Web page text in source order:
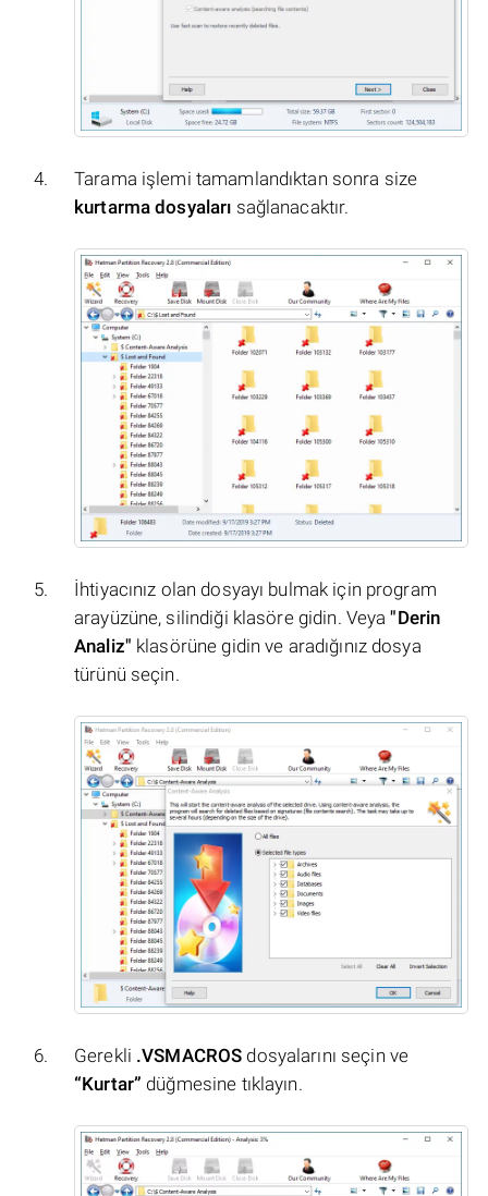
Tarama işlemi tamamlandıktan sonra size
kurtarma dosyaları sağlanacaktır.
İhtiyacınız olan dosyayı bulmak için program
arayüzüne, silindiği klasöre gidin. Veya"Derin
Analiz" klasörüne gidin ve aradığınız dosya
türünü seçin.
Gerekli .VSMACROS dosyalarını seçin ve
“Kurtar” düğmesine tıklayın.